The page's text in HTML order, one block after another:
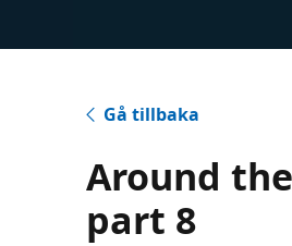
Gå tillbaka
Around
part 8